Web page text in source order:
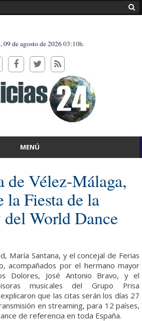
09 de agosto de 202603:10h.
MENÚ
de Vélez-Málaga,
la Fiesta de la
World Dance
María Santana, y el concejal de Ferias
acompañados por el hermano mayor
Dolores, José Antonio Bravo, y el
musicales del Grupo Prisa
que las citas serán los días 27
en streaming, para 12 países,
de referencia en toda España.